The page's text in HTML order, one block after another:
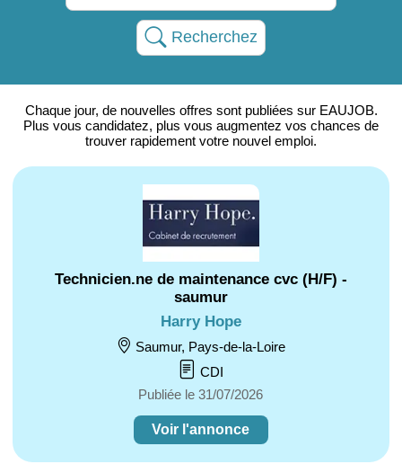
Recherchez
Chaque jour, de nouvelles offres sont publiées sur EAUJOB.
Plus vous candidatez, plus vous augmentez vos chances de
trouver rapidement votre nouvel emploi.
Technicien.ne de maintenance cvc (H/F) -
saumur
Harry Hope
Saumur, Pays-de-la-Loire
CDI
Publiée le 31/07/2026
Voir l'annonce